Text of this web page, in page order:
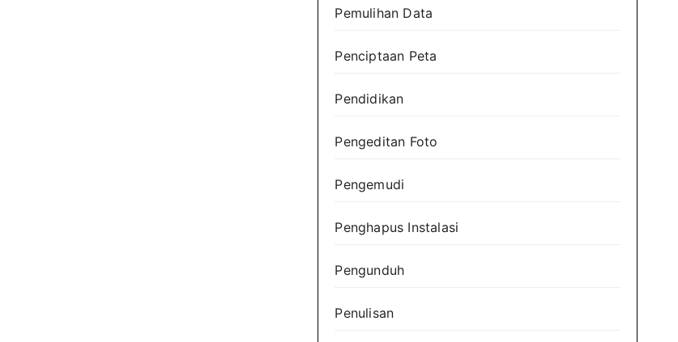
Pemulihan Data
Penciptaan Peta
Pendidikan
Pengeditan Foto
Pengemudi
Penghapus Instalasi
Pengunduh
Penulisan